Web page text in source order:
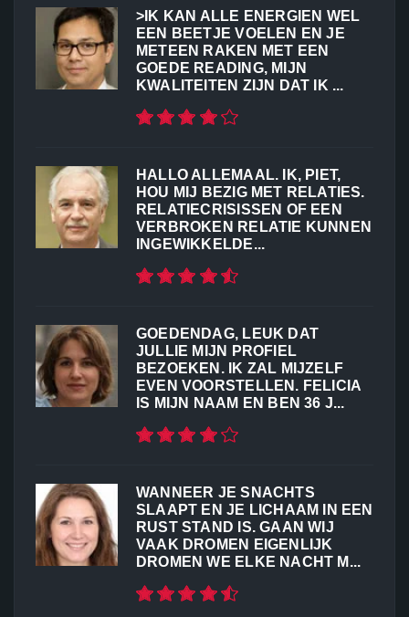
>IK KAN ALLE ENERGIEN WEL
EEN BEETJE VOELEN EN JE
METEEN RAKEN MET EEN
GOEDE READING, MIJN
KWALITEITEN ZIJN DAT IK ...
HALLO ALLEMAAL. IK, PIET,
HOU MIJ BEZIG MET RELATIES.
RELATIECRISISSEN OF EEN
VERBROKEN RELATIE KUNNEN
INGEWIKKELDE...
GOEDENDAG, LEUK DAT
JULLIE MIJN PROFIEL
BEZOEKEN. IK ZAL MIJZELF
EVEN VOORSTELLEN. FELICIA
IS MIJN NAAM EN BEN 36 J...
WANNEER JE SNACHTS
SLAAPT EN JE LICHAAM IN EEN
RUST STAND IS. GAAN WIJ
VAAK DROMEN EIGENLIJK
DROMEN WE ELKE NACHT M...